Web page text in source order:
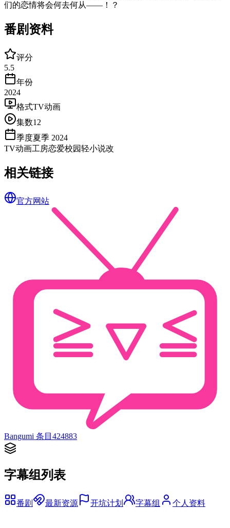
们的恋情将会何去何从——！？
番剧资料
评分
5.5
年份
2024
格式TV动画
集数12
季度夏季 2024
TV动画工房恋爱校园轻小说改
相关链接
官方网站
Bangumi 条目 424883
字幕组列表
番剧 最新资源 开坑计划 字幕组 个人资料